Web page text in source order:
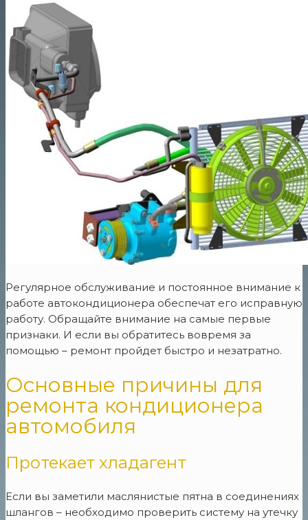
Регулярное обслуживание и постоянное внимание к
работе автокондиционера обеспечат его исправную
работу. Обращайте внимание на самые первые
признаки. И если вы обратитесь вовремя за
помощью – ремонт пройдет быстро и незатратно.
Основные причины для
ремонта кондиционера
автомобиля
Протекает хладагент
Если вы заметили маслянистые пятна в соединениях
шлангов – необходимо проверить систему на утечку